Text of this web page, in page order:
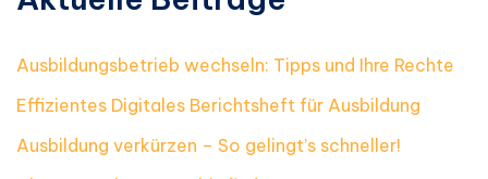
Ausbildungsbetrieb wechseln: Tipps und Ihre Rechte
Effizientes Digitales Berichtsheft für Ausbildung
Ausbildung verkürzen – So gelingt’s schneller!